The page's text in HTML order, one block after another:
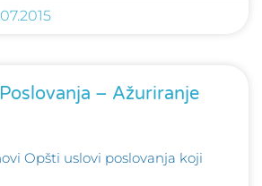
– Ažuriranje
Opšti uslovi poslovanja koji